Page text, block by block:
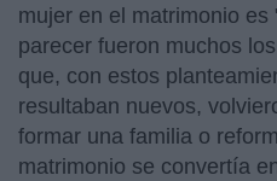
mujer en el matrimonio es
parecer fueron muchos
que, con estos
resultaban nuevos,
formar una familia o
matrimonio se convertía